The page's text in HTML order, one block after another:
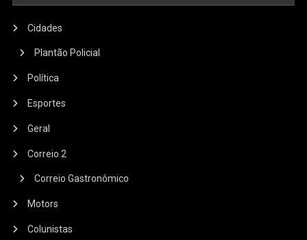
Cidades
Plantão Policial
Política
Esportes
Geral
Correio 2
Correio Gastronômico
Motors
Colunistas